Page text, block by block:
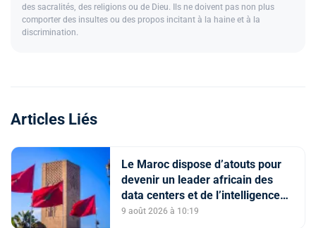
des sacralités, des religions ou de Dieu. Ils ne doivent pas non plus
comporter des insultes ou des propos incitant à la haine et à la
discrimination.
Articles Liés
Le Maroc dispose d’atouts pour
devenir un leader africain des
data centers et de l’intelligence
artificielle (The conversation)
9 août 2026 à 10:19